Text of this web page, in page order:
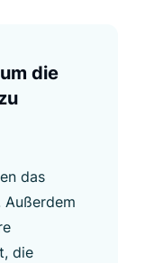
die
das
Außerdem
die